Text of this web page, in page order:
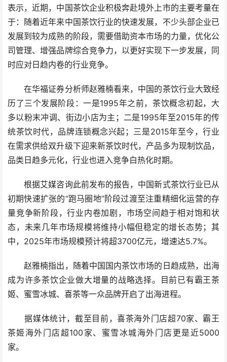
表示，近期，中国茶饮企业积极奔赴境外上市的主要考量在
于：随着近年来中国茶饮行业的快速发展，不少头部企业已
发展到较为成熟的阶段，需要借助资本市场的力量，优化公
司管理、增强品牌综合竞争力，以更好实现下一步发展，同
时应对日趋内卷的行业竞争。
在华福证券分析师赵雅楠看来，中国的茶饮行业大致经
历了三个发展阶段：一是1995年之前，茶饮概念初起，大
多以粉末冲调、街边小店为主；二是1995年至2015年的传
统茶饮时代，品牌连锁概念兴起；三是2015年至今，行业
在需求供给双升级下迎来新茶饮时代，产品多为现制饮品，
品类日趋多元化，行业也进入竞争白热化时期。
根据艾媒咨询此前发布的报告，中国新式茶饮行业已从
初期快速扩张的“跑马圈地”阶段过渡至注重精细化运营的存
量竞争新阶段，行业内卷加剧，市场空间趋于相对饱和状
态，未来几年市场规模将维持小幅但稳定的增长态势；其
中，2025年市场规模预计将超3700亿元，增速达5.7%。
赵雅楠指出，随着中国国内茶饮市场的日趋成熟，出海
成为许多茶饮企业做大增量的战略选择。目前已有霸王茶
姬、蜜雪冰城、喜茶等一众品牌开启了出海进程。
据媒体统计，截至目前，喜茶海外门店超70家、霸王
茶姬海外门店超100家、蜜雪冰城海外门店更是近5000
家。